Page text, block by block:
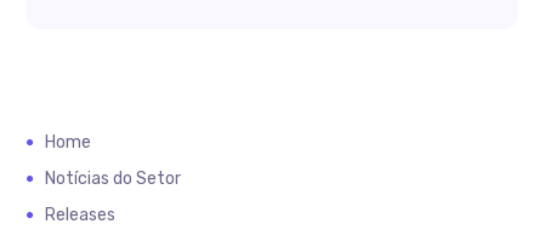
Home
Notícias do Setor
Releases